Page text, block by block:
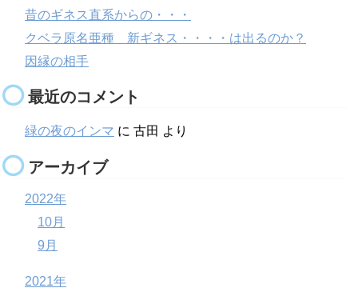
昔のギネス直系からの・・・
クベラ原名亜種 新ギネス・・・・は出るのか？
因縁の相手
最近のコメント
緑の夜のインマ に 古田 より
アーカイブ
2022年
10月
9月
2021年